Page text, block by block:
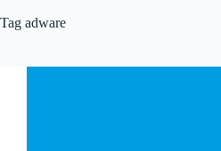
Tag adware